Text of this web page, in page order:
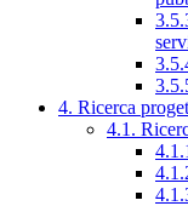
4. Ricerca
4.1.